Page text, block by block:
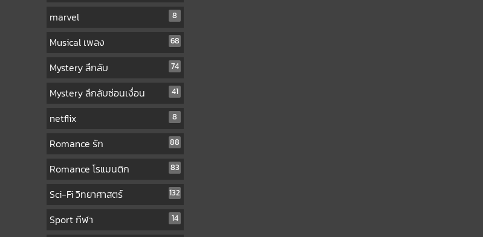
marvel 8
Musical เพลง 68
Mystery ลึกลับ 74
Mystery ลึกลับซ่อนเงื่อน 41
netflix 8
Romance รัก 88
Romance โรแมนติก 83
Sci-Fi วิทยาศาสตร์ 132
Sport กีฬา 14